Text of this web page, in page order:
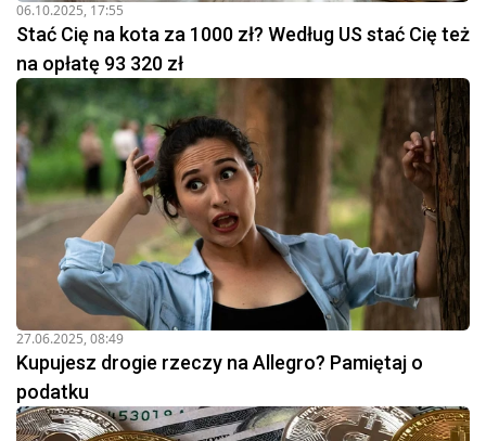
06.10.2025, 17:55
Stać Cię na kota za 1000 zł? Według US stać Cię też
na opłatę 93 320 zł
27.06.2025, 08:49
Kupujesz drogie rzeczy na Allegro? Pamiętaj o
podatku